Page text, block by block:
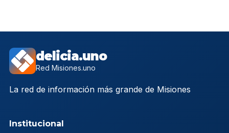
delicia.uno
Red Misiones.uno
La red de información más grande de Misiones
Institucional